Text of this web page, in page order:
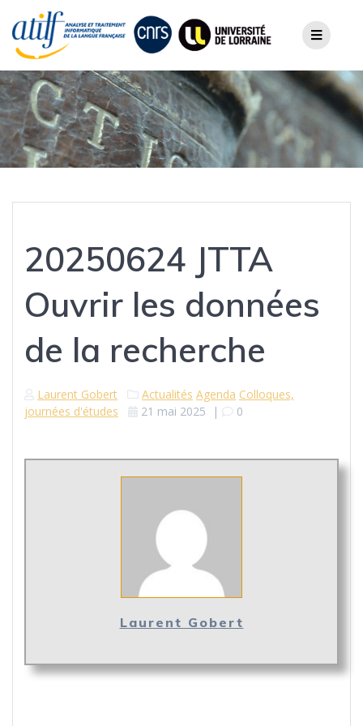
content
20250624 JTTA
Ouvrir les données
de la recherche
Laurent Gobert Actualités Agenda Colloques,
journées d'études
21 mai 2025 | 0
Laurent Gobert